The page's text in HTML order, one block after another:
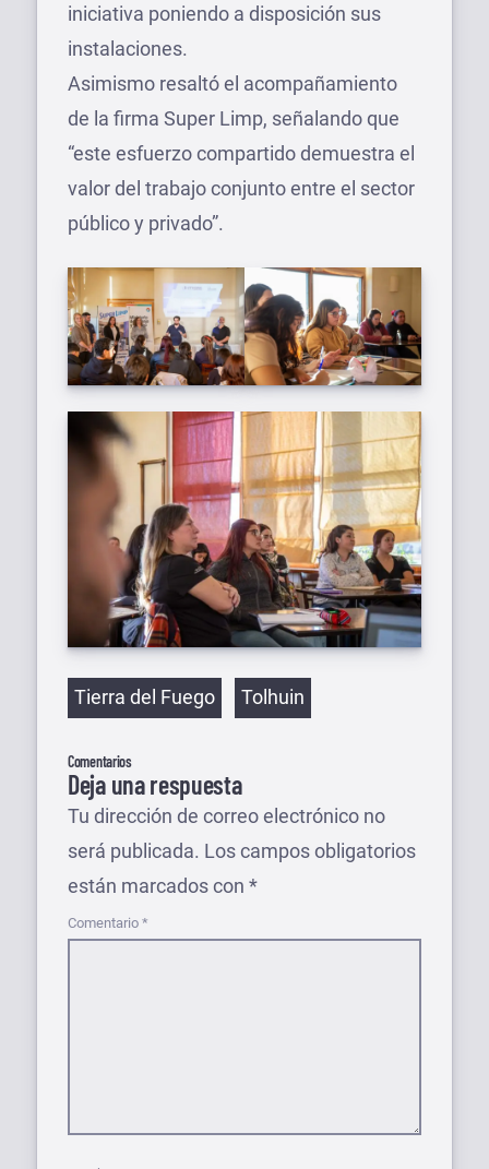
iniciativa poniendo a disposición sus
instalaciones.
Asimismo resaltó el acompañamiento
de la firma Super Limp, señalando que
“este esfuerzo compartido demuestra el
valor del trabajo conjunto entre el sector
público y privado”.
Etiquetas
Tierra del Fuego Tolhuin
Comentarios
Deja una respuesta
Tu dirección de correo electrónico no
será publicada. Los campos obligatorios
están marcados con *
Comentario *